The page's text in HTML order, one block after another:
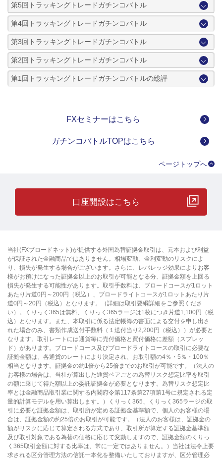
第5回トラッキングトレードガチンコバトル
第4回トラッキングトレードガチンコバトル
第3回トラッキングトレードガチンコバトル
第2回トラッキングトレードガチンコバトル
第1回トラッキングトレードガチンコバトルの総評
FXセミナーはこちら
ガチンコバトルTOPはこちら
ページトップへ
口座開設はこちら
当社(FXブロードネット)が提供する外国為替証拠金取引は、元本および利益
が保証された金融商品ではありません。相場変動、金利変動のリスクによ
り、損失が発生する場合がございます。さらに、レバレッジ効果によりお客
様がお預けになった証拠金以上のお取引が可能となる分、証拠金額を上回る
損失が発生する可能性があります。取引手数料は、ブロードコースが1ロット
あたり片道0円～200円（税込）、ブロードライトコースが1ロットあたり片
道0円～20円（税込）となります。（詳細は取引要綱詳細をご参照くださ
い）。くりっく365は無料、くりっく365ラージは1枚につき片道1,100円（税
込）となります。また、本取引に係る法定帳簿の書面による交付を申し出さ
れた場合のみ、書類作成送付手数料（１送付当り2,200円（税込））が必要と
なります。取引レートには通貨毎に売付価格と買付価格に差額（スプレッ
ド）があります。ブロードコース及びブロードライトコースの取引に必要な
証拠金額は、各通貨のレートにより決定され、お取引額の4％・5％・100％
相当となります。証拠金の約1倍から25倍までのお取引が可能です。（法人の
お客様の場合は、当社が算出した通貨ペアごとの為替リスク想定比率を取引
の額に乗じて得た額以上の委託証拠金が必要となります。為替リスク想定比
率とは金融商品取引業に関する内閣府令第117条第27項第1号に規定される定
量的計算モデルを用い算出します。）くりっく365、くりっく365ラージの取
引に必要な証拠金額は、取引所が定める証拠金基準額で、個人のお客様の場
合は、証拠金額の約25倍のお取引が可能です。（法人のお客様は、証拠金の
額がリスクに応じて算定される方式であり、取引所が算定する証拠金基準額
及び取引対象である為替の価格に応じて変動しますので、証拠金額のくりっ
く365取引金額に対する比率は、常に一定ではありません。）当社は法令上要
求される区分管理方法の信託一本化を整備いたしておりますが、区分管理必